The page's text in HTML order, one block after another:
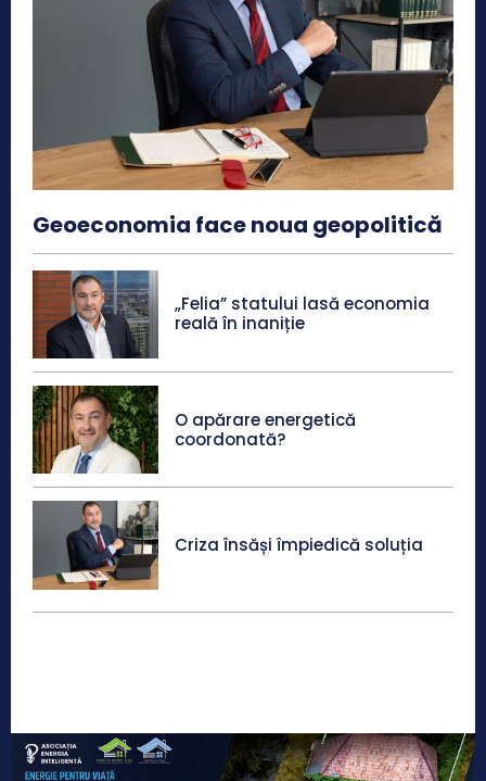
Geoeconomia face noua geopolitică
„Felia” statului lasă economia
reală în inaniție
O apărare energetică
coordonată?
Criza însăși împiedică soluția